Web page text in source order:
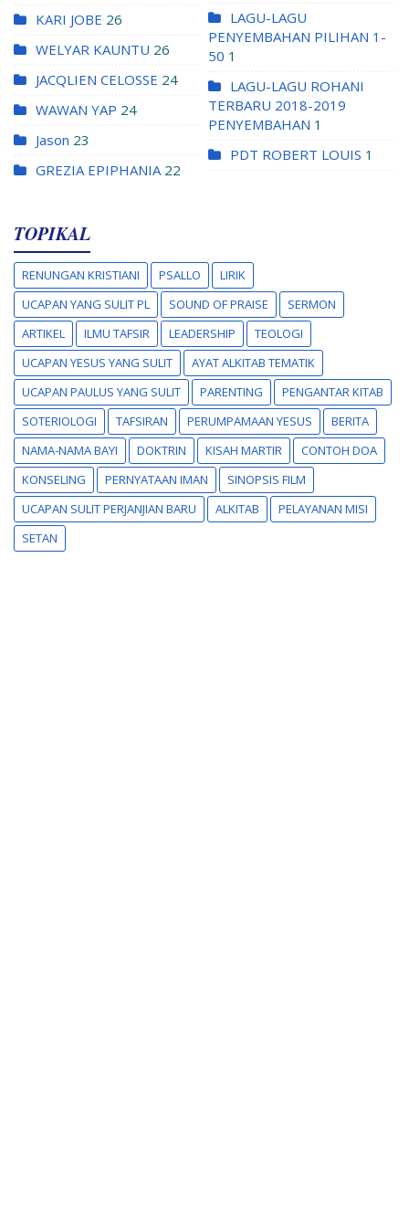
KARI JOBE 26
WELYAR KAUNTU 26
JACQLIEN CELOSSE 24
WAWAN YAP 24
Jason 23
GREZIA EPIPHANIA 22
LAGU-LAGU
PENYEMBAHAN PILIHAN 1-
50 1
LAGU-LAGU ROHANI
TERBARU 2018-2019
PENYEMBAHAN 1
PDT ROBERT LOUIS 1
TOPIKAL
RENUNGAN KRISTIANI PSALLO
LIRIK
UCAPAN YANG SULIT PL
SOUND OF PRAISE
SERMON
ARTIKEL
ILMU TAFSIR LEADERSHIP
TEOLOGI
UCAPAN YESUS YANG SULIT
AYAT ALKITAB TEMATIK
UCAPAN PAULUS YANG SULIT
PARENTING
PENGANTAR KITAB
SOTERIOLOGI
TAFSIRAN PERUMPAMAAN YESUS
BERITA
NAMA-NAMA BAYI
DOKTRIN KISAH MARTIR
CONTOH DOA
KONSELING
PERNYATAAN IMAN
SINOPSIS FILM
UCAPAN SULIT PERJANJIAN BARU
ALKITAB
PELAYANAN MISI
SETAN